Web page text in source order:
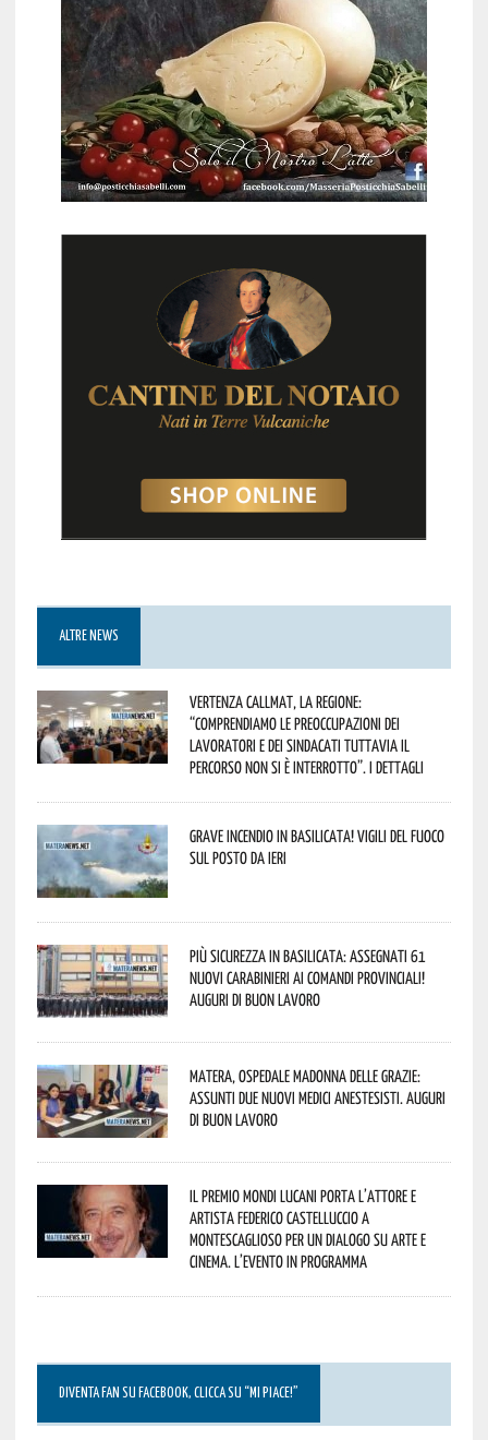
ALTRE NEWS
Vertenza CallMat, la Regione:
“comprendiamo le preoccupazioni dei
lavoratori e dei sindacati tuttavia il
percorso non si è interrotto”. I dettagli
Grave incendio in Basilicata! Vigili del fuoco
sul posto da ieri
Più sicurezza in Basilicata: assegnati 61
nuovi Carabinieri ai Comandi provinciali!
Auguri di buon lavoro
Matera, Ospedale Madonna delle Grazie:
assunti due nuovi medici anestesisti. Auguri
di buon lavoro
Il Premio Mondi Lucani porta l’attore e
artista Federico Castelluccio a
Montescaglioso per un dialogo su arte e
cinema. L’evento in programma
DIVENTA FAN SU FACEBOOK, CLICCA SU “MI PIACE!”